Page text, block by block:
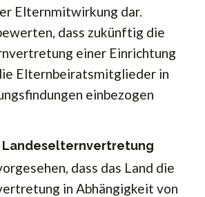
Elternmitwirkung dar.
dass zukünftig die
einer Einrichtung
Elternbeiratsmitglieder in
einbezogen
Landeselternvertretung
dass das Land die
in Abhängigkeit von